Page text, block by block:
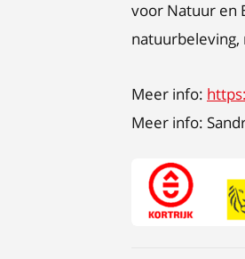
voor Natuur en
natuurbeleving,
Meer info:
Meer info:
PNG